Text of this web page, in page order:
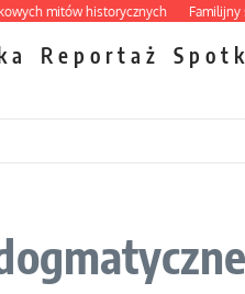
mitów historycznych Familijny spór
Reportaż